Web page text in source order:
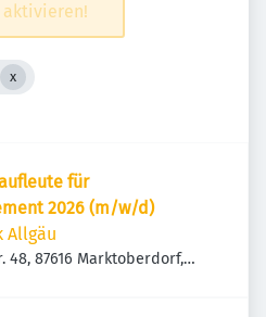
aktivieren!
für
2026 (m/w/d)
Allgäu
48, 87616 Marktoberdorf,